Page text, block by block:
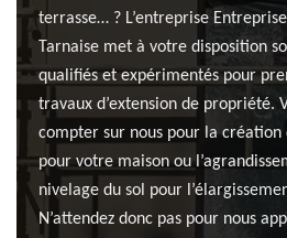
terrasse… ? L’entreprise
Tarnaise met à votre disposition
qualifiés et expérimentés pour
travaux d’extension de propriété.
compter sur nous pour la création
pour votre maison ou
nivelage du sol pour
N’attendez donc pas pour nous